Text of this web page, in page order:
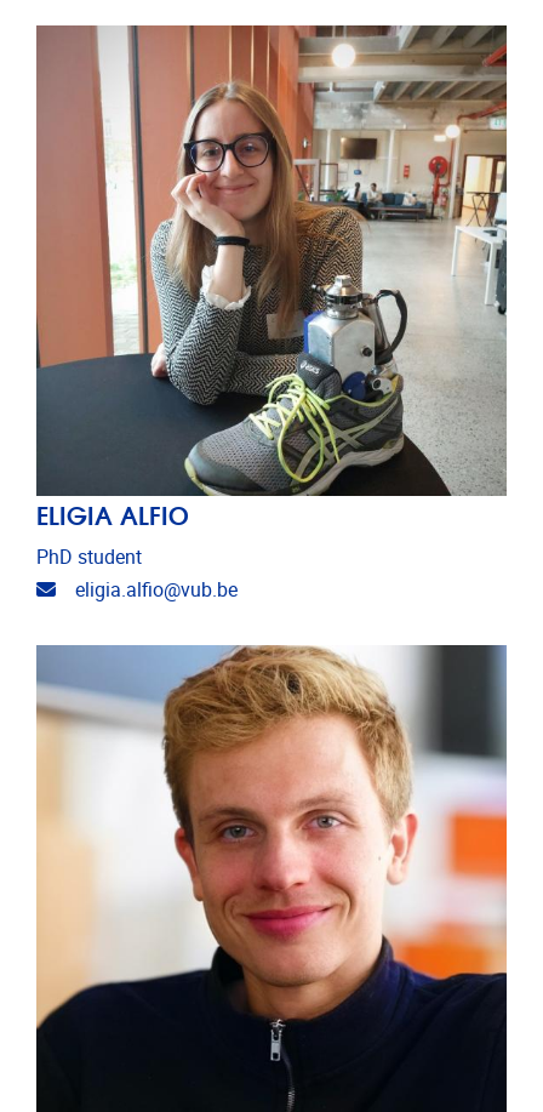
ELIGIA ALFIO
PhD student
E-mailadres
eligia.alfio@vub.be